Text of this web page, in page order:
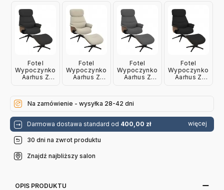
Blue Flexlux
Yellow
Flexlux
Flexlux
Flexlux
Fotel
Wypoczynkowy
Aarhus Z
Fotel
Wypoczynkowy
Aarhus Z
Fotel
Wypoczynkowy
Aarhus Z
Fotel
Wypoczynkowy
Aarhus Z
Na zamówienie - wysyłka 28-42 dni
Darmowa dostawa standard od 400,00 zł więcej
30 dni na zwrot produktu
Znajdź najbliższy salon
OPIS PRODUKTU